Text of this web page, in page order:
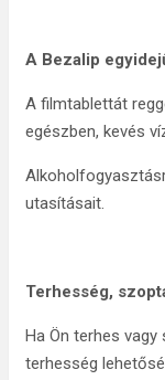
A Bezalip
A filmtablettát
egészben, kevés
utasításait.
Terhesség,
Ha Ön terhes
terhesség